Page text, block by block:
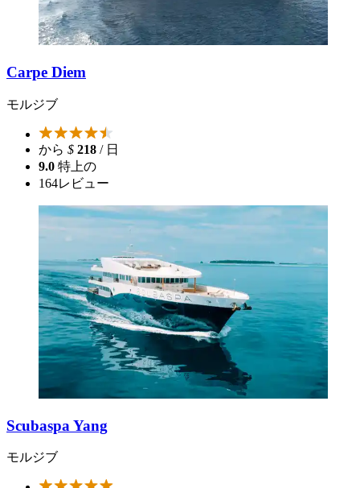
Carpe Diem
モルジブ
から $ 218 / 日
9.0 特上の
164レビュー
Scubaspa Yang
モルジブ